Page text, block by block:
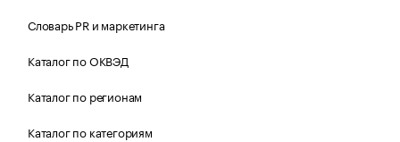
Словарь PR и маркетинга
Каталог по ОКВЭД
Каталог по регионам
Каталог по категориям